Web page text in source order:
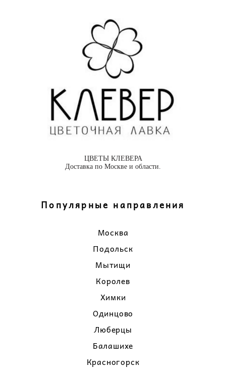
ЦВЕТЫ КЛЕВЕРА
Доставка по Москве и области.
Популярные направления
Москва
Подольск
Мытищи
Королев
Химки
Одинцово
Люберцы
Балашихе
Красногорск